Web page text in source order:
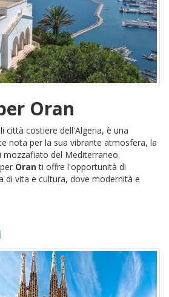
Oran
città costiere dell'Algeria, è una
nota per la sua vibrante atmosfera, la
del Mediterraneo.
Oranti offre l'opportunità di
di vita e cultura, dove modernità e